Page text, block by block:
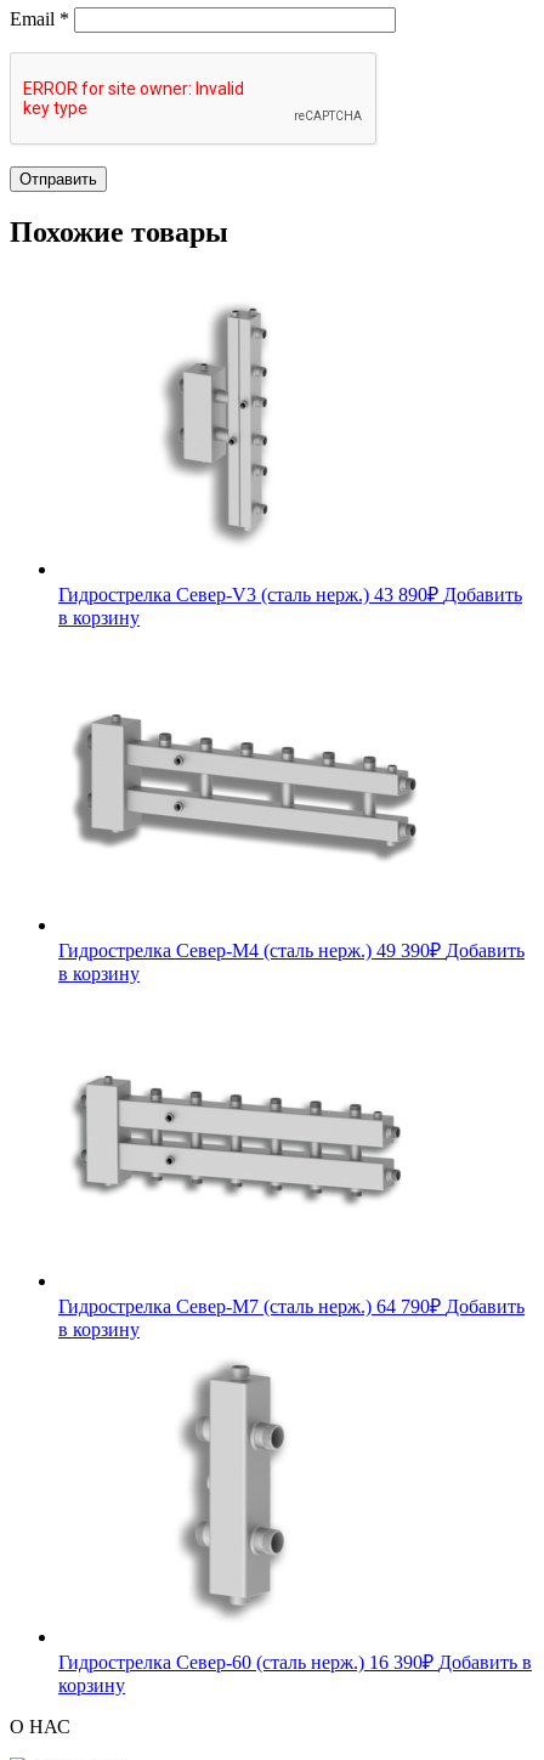
Email *
Похожие товары
Гидрострелка Север-V3 (сталь нерж.) 43 890₽ Добавить
в корзину
Гидрострелка Север-М4 (сталь нерж.) 49 390₽ Добавить
в корзину
Гидрострелка Север-М7 (сталь нерж.) 64 790₽ Добавить
в корзину
Гидрострелка Север-60 (сталь нерж.) 16 390₽ Добавить в
корзину
О НАС